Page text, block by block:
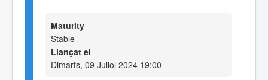
Maturity
Stable
Llançat el
Dimarts, 09 Juliol 2024 19:00